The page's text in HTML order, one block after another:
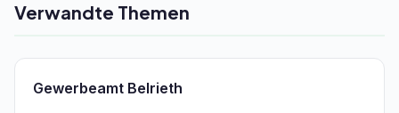
Verwandte Themen
Gewerbeamt Belrieth